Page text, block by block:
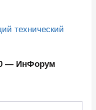
технический
— ИнФорум